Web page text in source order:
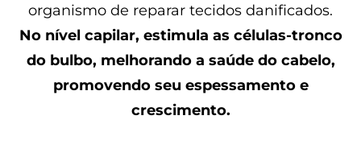
organismo de reparar tecidos danificados.
No nível capilar, estimula as células-tronco
do bulbo, melhorando a saúde do cabelo,
promovendo seu espessamento e
crescimento.